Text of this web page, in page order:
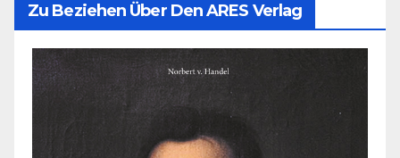
Zu Beziehen Über Den ARES Verlag